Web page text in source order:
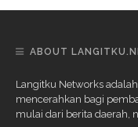
ABOUT
Langitku Networks
mencerahkan bagi
mulai dari berita daerah,